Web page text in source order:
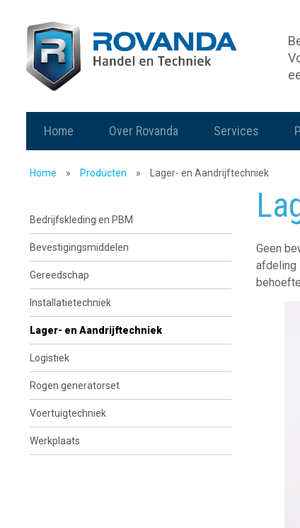
Home Over Rovanda Services
Home » Producten » Lager- en Aandrijftechniek
Bedrijfskleding en PBM
Bevestigingsmiddelen
Gereedschap
Installatietechniek
Lager- en Aandrijftechniek
Logistiek
Rogen generatorset
Voertuigtechniek
Werkplaats
Geen
afdeling